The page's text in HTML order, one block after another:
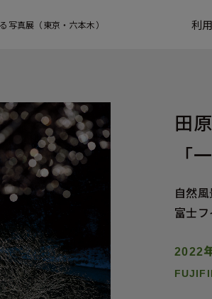
写真展（東京・六本木） 利
写真家プロフィール
過去の写真展
写真展出展お申し込み
活動
活動報告
フォトコレクション
田
「
自然
富士
2022